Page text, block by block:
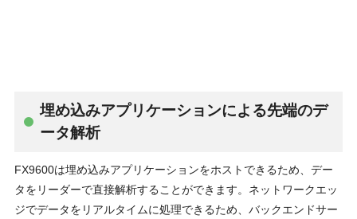
埋め込みアプリケーションによる先端のデ
ータ解析
FX9600は埋め込みアプリケーションをホストできるため、デー
タをリーダーで直接解析することができます。ネットワークエッ
ジでデータをリアルタイムに処理できるため、バックエンドサー